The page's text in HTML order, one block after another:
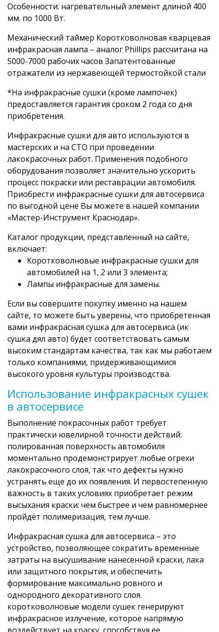
Особенности: нагревательный элемент длиной 400
мм. по 1000 Вт.
Механический таймер Коротковолновая кварцевая
инфракрасная лампа – аналог Phillips рассчитана на
5000-7000 рабочих часов Запатентованные
отражатели из нержавеющей термостойкой стали
*На инфракрасные сушки (кроме лампочек)
предоставляется гарантия сроком 2 года со дня
приобретения.
Инфракрасные сушки для авто используются в
мастерских и на СТО при проведении
лакокрасочных работ. Применения подобного
оборудования позволяет значительно ускорить
процесс покраски или реставрации автомобиля.
Приобрести инфракрасные сушки для автосервиса
по выгодной цене Вы можете в нашей компании
«Мастер-Инструмент Краснодар».
Каталог продукции, представленный на сайте,
включает:
Коротковолновые инфракрасные сушки для
автомобилей на 1, 2 или 3 элемента;
Лампы инфракрасные для замены.
Если вы совершите покупку именно на нашем
сайте, то можете быть уверены, что приобретенная
вами инфракрасная сушка для автосервиса (ик
сушка дял авто) будет соответствовать самым
высоким стандартам качества, так как мы работаем
только компаниями, придерживающимися
высокого уровня культуры производства.
Использование инфракрасных сушек
в автосервисе
Выполнение покрасочных работ требует
практически ювелирной точности действий:
полированная поверхность автомобиля
моментально продемонстрирует любые огрехи
лакокрасочного слоя, так что дефекты нужно
устранять еще до их появления. И первостепенную
важность в таких условиях приобретает режим
высыхания краски: чем быстрее и чем равномернее
пройдёт полимеризация, тем лучше.
Инфракрасная сушка для автосервиса – это
устройство, позволяющее сократить временные
затраты на высушивание нанесенной краски, лака
или защитного покрытия, и обеспечить
формирование максимально ровного и
однородного декоративного слоя.
коротковолновые модели сушек генерируют
инфракрасное излучение, которое напрямую
воздействует на краску, способствуя ее